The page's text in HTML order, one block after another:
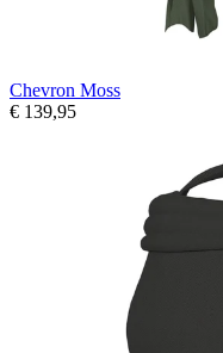
Chevron Moss
€ 139,95